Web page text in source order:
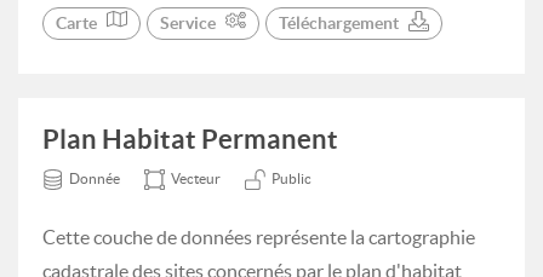
Carte Service Téléchargement
Plan Habitat Permanent
Donnée Vecteur Public
Cette couche de données représente la cartographie
cadastrale des sites concernés par le plan d'habitat